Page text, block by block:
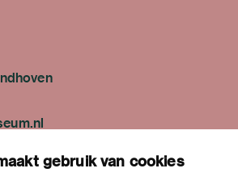
gebruik van cookies